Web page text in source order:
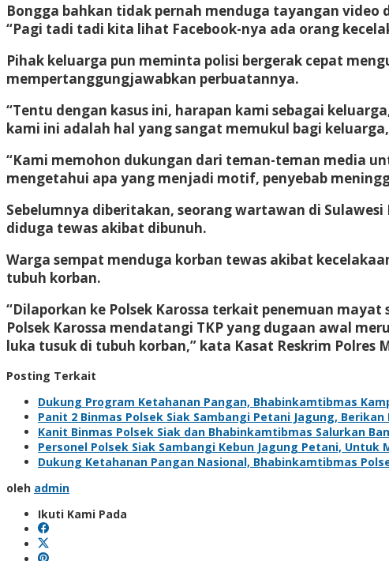
Bongga bahkan tidak pernah menduga tayangan video
“Pagi tadi tadi kita lihat Facebook-nya ada orang
Pihak keluarga pun meminta polisi bergerak cepat
mempertanggungjawabkan perbuatannya.
“Tentu dengan kasus ini, harapan kami sebagai
kami ini adalah hal yang sangat memukul bagi
“Kami memohon dukungan dari teman-teman media
mengetahui apa yang menjadi motif, penyebab
Sebelumnya diberitakan, seorang wartawan di
diduga tewas akibat dibunuh.
Warga sempat menduga korban tewas akibat
tubuh korban.
“Dilaporkan ke Polsek Karossa terkait penemuan
Polsek Karossa mendatangi TKP yang dugaan awal
luka tusuk di tubuh korban,” kata Kasat Reskrim
Posting Terkait
Dukung Program Ketahanan Pangan, Bhabinkamtibmas
Panit 2 Binmas Polsek Siak Sambangi Petani Jagung,
Kanit Binmas Polsek Siak dan Bhabinkamtibmas Salurkan
Personel Polsek Siak Sambangi Kebun Jagung Petani,
Dukung Ketahanan Pangan Nasional, Bhabinkamtibmas
oleh admin
Ikuti Kami Pada